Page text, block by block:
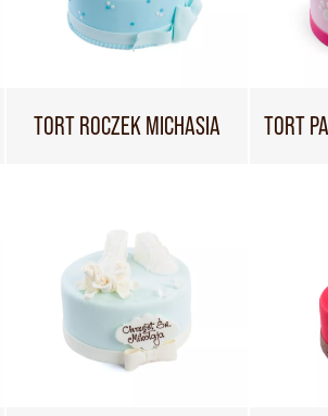
TORT ROCZEK MICHASIA TORT